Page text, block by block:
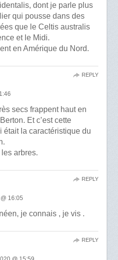
dont je parle plus
qui pousse dans des
que le Celtis australis
et le Midi.
en Amérique du Nord.
secs frappent haut en
Et c’est cette
était la caractéristique du
arbres.
REPLY
16:05
je connais , je vis .
REPLY
REPLY